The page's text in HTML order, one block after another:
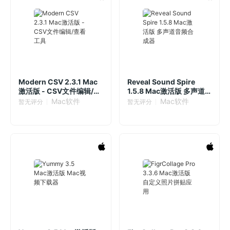
Modern CSV 2.3.1 Mac
激活版 - CSV文件编辑/查
看工具
暂无评分 Mac软件
Reveal Sound Spire
1.5.8 Mac激活版 多声道
音频合成器
暂无评分 Mac软件